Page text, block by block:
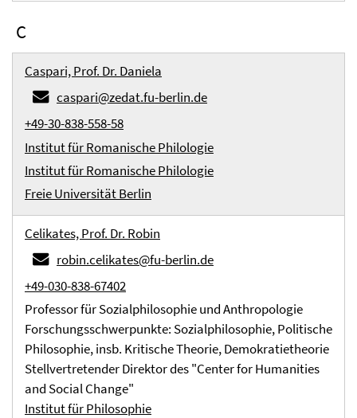
C
Caspari, Prof. Dr. Daniela
caspari@zedat.fu-berlin.de
+49-30-838-558-58
Institut für Romanische Philologie
Institut für Romanische Philologie
Freie Universität Berlin
Celikates, Prof. Dr. Robin
robin.celikates@fu-berlin.de
+49-030-838-67402
Professor für Sozialphilosophie und Anthropologie
Forschungsschwerpunkte: Sozialphilosophie, Politische
Philosophie, insb. Kritische Theorie, Demokratietheorie
Stellvertretender Direktor des "Center for Humanities
and Social Change"
Institut für Philosophie